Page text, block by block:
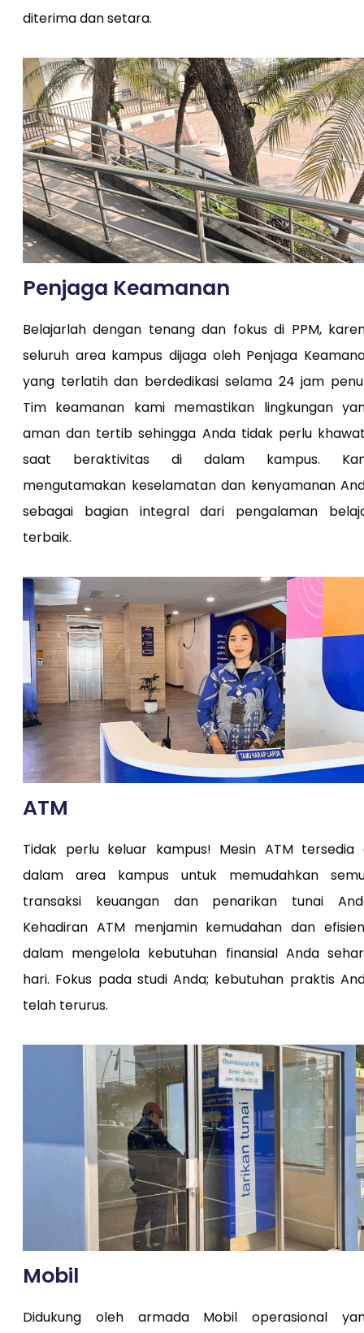
diterima dan setara.
Penjaga Keamanan
Belajarlah dengan tenang dan fokus di PPM,
seluruh area kampus dijaga oleh Penjaga
yang terlatih dan berdedikasi selama 24 jam
Tim keamanan kami memastikan lingkungan
aman dan tertib sehingga Anda tidak perlu
saat beraktivitas di dalam kampus.
mengutamakan keselamatan dan kenyamanan
sebagai bagian integral dari pengalaman
terbaik.
ATM
Tidak perlu keluar kampus! Mesin ATM tersedia
dalam area kampus untuk memudahkan
transaksi keuangan dan penarikan tunai
Kehadiran ATM menjamin kemudahan dan
dalam mengelola kebutuhan finansial Anda
hari. Fokus pada studi Anda; kebutuhan praktis
telah terurus.
Mobil
Didukung oleh armada Mobil operasional